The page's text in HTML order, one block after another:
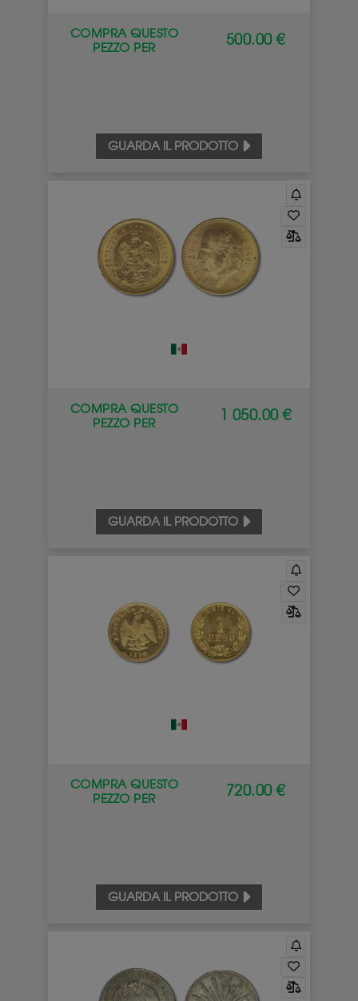
COMPRA QUESTO
PEZZO PER
500.00 €
GUARDA IL PRODOTTO
COMPRA QUESTO
PEZZO PER
1 050.00 €
GUARDA IL PRODOTTO
COMPRA QUESTO
PEZZO PER
720.00 €
GUARDA IL PRODOTTO